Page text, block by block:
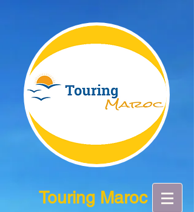
Touring Maroc